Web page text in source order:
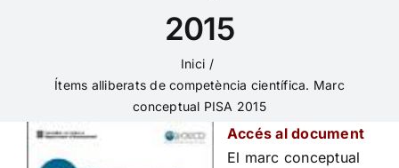
2015
Inici
Ítems alliberats de competència científica. Marc
conceptual PISA 2015
Accés al document
El marc conceptual